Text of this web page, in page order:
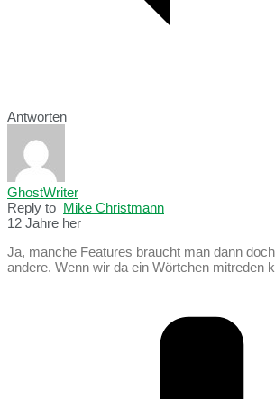
Antworten
GhostWriter
Reply to Mike Christmann
12 Jahre her
Ja, manche Features braucht man dann
andere. Wenn wir da ein Wörtchen mitreden